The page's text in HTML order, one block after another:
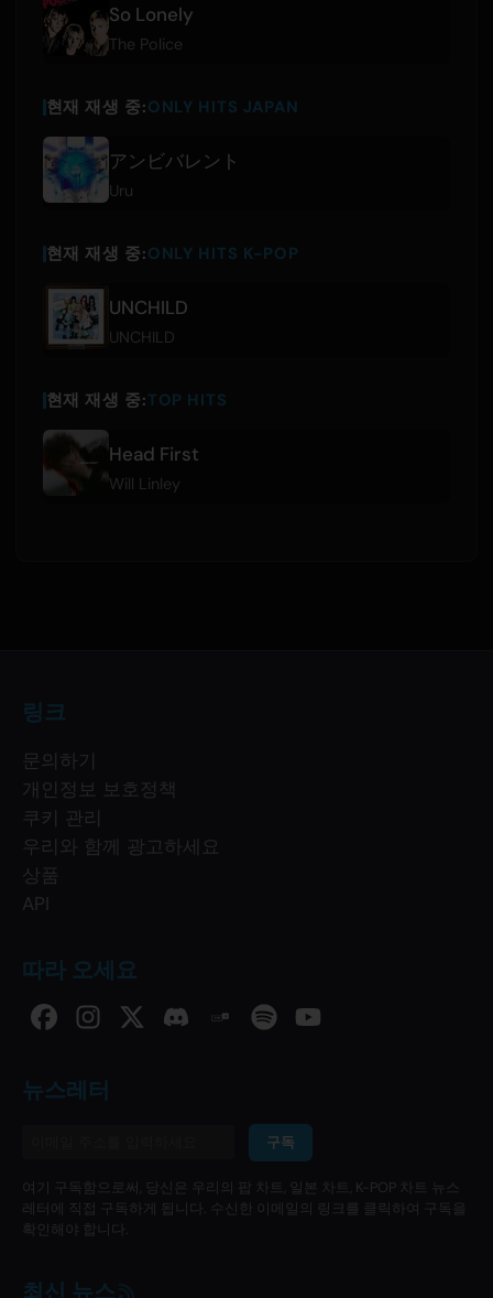
So Lonely
The Police
현재 재생 중:ONLY HITS JAPAN
アンビバレント
Uru
현재 재생 중:ONLY HITS K-POP
UNCHILD
UNCHILD
현재 재생 중:TOP HITS
Head First
Will Linley
링크
문의하기
개인정보 보호정책
쿠키 관리
우리와 함께 광고하세요
상품
API
따라 오세요
뉴스레터
구독
여기 구독함으로써, 당신은 우리의 팝 차트, 일본 차트, K-POP 차트 뉴스
레터에 직접 구독하게 됩니다. 수신한 이메일의 링크를 클릭하여 구독을
확인해야 합니다.
최신 뉴스